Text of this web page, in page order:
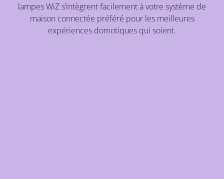
lampes WiZ s’intègrent facilement à votre système de
maison connectée préféré pour les meilleures
expériences domotiques qui soient.